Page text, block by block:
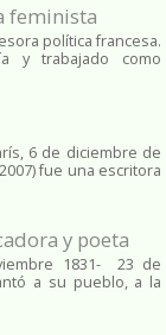
feminista
política francesa.
y trabajado como
6 de diciembre de
fue una escritora
y poeta
1831- 23 de
a su pueblo, a la